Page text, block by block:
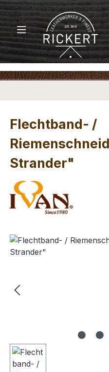
Zum Hauptinhalt springen
Flechtband- /
Strander"
Bildergalerie überspringen